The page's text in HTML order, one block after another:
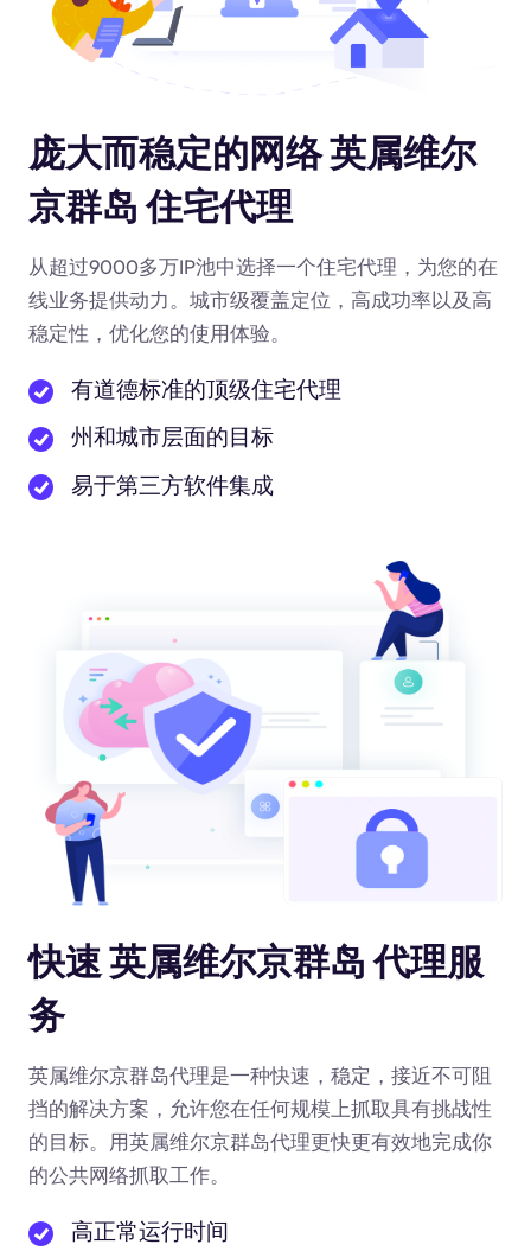
庞大而稳定的网络 英属维尔
京群岛 住宅代理
从超过9000多万IP池中选择一个住宅代理，为您的在
线业务提供动力。城市级覆盖定位，高成功率以及高
稳定性，优化您的使用体验。
有道德标准的顶级住宅代理
州和城市层面的目标
易于第三方软件集成
快速 英属维尔京群岛 代理服
务
英属维尔京群岛代理是一种快速，稳定，接近不可阻
挡的解决方案，允许您在任何规模上抓取具有挑战性
的目标。用英属维尔京群岛代理更快更有效地完成你
的公共网络抓取工作。
高正常运行时间